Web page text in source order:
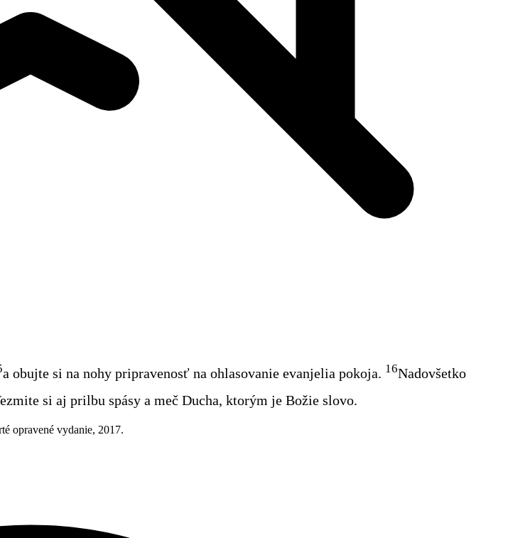
a obujte si na nohy pripravenosť na ohlasovanie evanjelia pokoja. 16Nadovšetko
si aj prilbu spásy a meč Ducha, ktorým je Božie slovo.
opravené vydanie, 2017.